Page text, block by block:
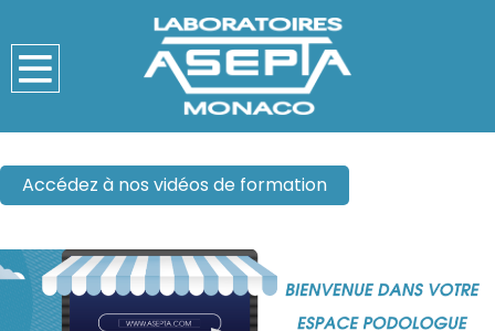
Accédez à nos vidéos de formation